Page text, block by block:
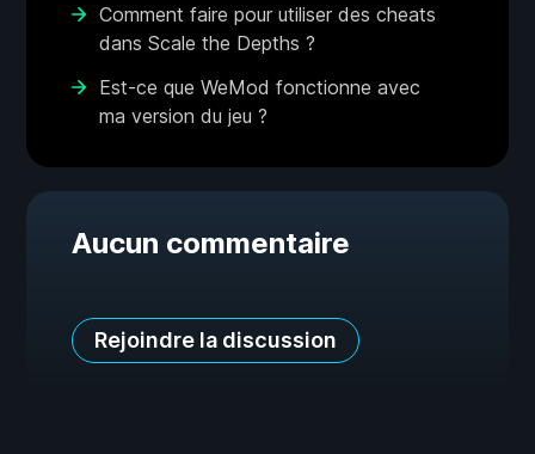
Comment faire pour utiliser des cheats
dans Scale the Depths ?
Est-ce que WeMod fonctionne avec
ma version du jeu ?
Aucun commentaire
Rejoindre la discussion